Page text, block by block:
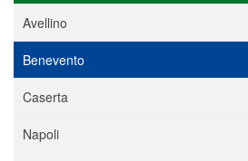
Avellino
Benevento
Caserta
Napoli